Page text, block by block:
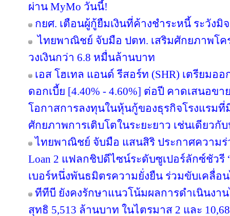
ผ่าน MyMo วันนี้!
กยศ. เตือนผู้กู้ยืมเงินที่ค้างชำระหนี้ ระวัง
ไทยพาณิชย์ จับมือ ปตท. เสริมศักยภาพโค
วงเงินกว่า 6.8 หมื่นล้านบาท
เอส โฮเทล แอนด์ รีสอร์ท (SHR) เตรียมอ
ดอกเบี้ย [4.40% - 4.60%] ต่อปี คาดเสนอขา
โอกาสการลงทุนในหุ้นกู้ของธุรกิจโรงแรม
ศักยภาพการเติบโตในระยะยาว เช่นเดียวกั
ไทยพาณิชย์ จับมือ แสนสิริ ประกาศความร่
Loan 2 แฟลกชิปดีไซน์ระดับซูเปอร์ลักซ์ชัว
เบอร์หนึ่งพันธมิตรความยั่งยืน ร่วมขับเคลื่อ
ทีทีบี ยังคงรักษาแนวโน้มผลการดำเนินงา
สุทธิ 5,513 ล้านบาท ในไตรมาส 2 และ